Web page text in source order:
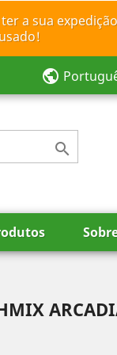
a sua
public
